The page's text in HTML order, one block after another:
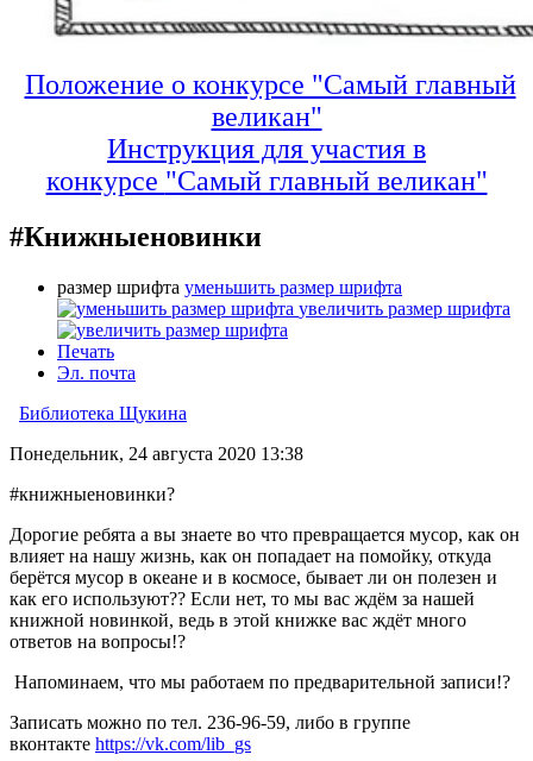
Положение о конкурсе "Самый главный
великан"
Инструкция для участия в
конкурсе "Самый главный великан"
#Книжныеновинки
размер шрифта уменьшить размер шрифта
увеличить размер шрифта
Печать
Эл. почта
Библиотека Щукина
Понедельник, 24 августа 2020 13:38
#книжныеновинки?
Дорогие ребята а вы знаете во что превращается мусор, как он
влияет на нашу жизнь, как он попадает на помойку, откуда
берётся мусор в океане и в космосе, бывает ли он полезен и
как его используют?? Если нет, то мы вас ждём за нашей
книжной новинкой, ведь в этой книжке вас ждёт много
ответов на вопросы!?
Напоминаем, что мы работаем по предварительной записи!?
Записать можно по тел. 236-96-59, либо в группе
вконтакте https://vk.com/lib_gs